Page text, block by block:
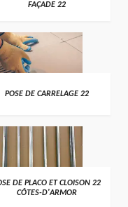
FAÇADE 22
POSE DE CARRELAGE 22
DE PLACO ET CLOISON 22
CÔTES-D'ARMOR